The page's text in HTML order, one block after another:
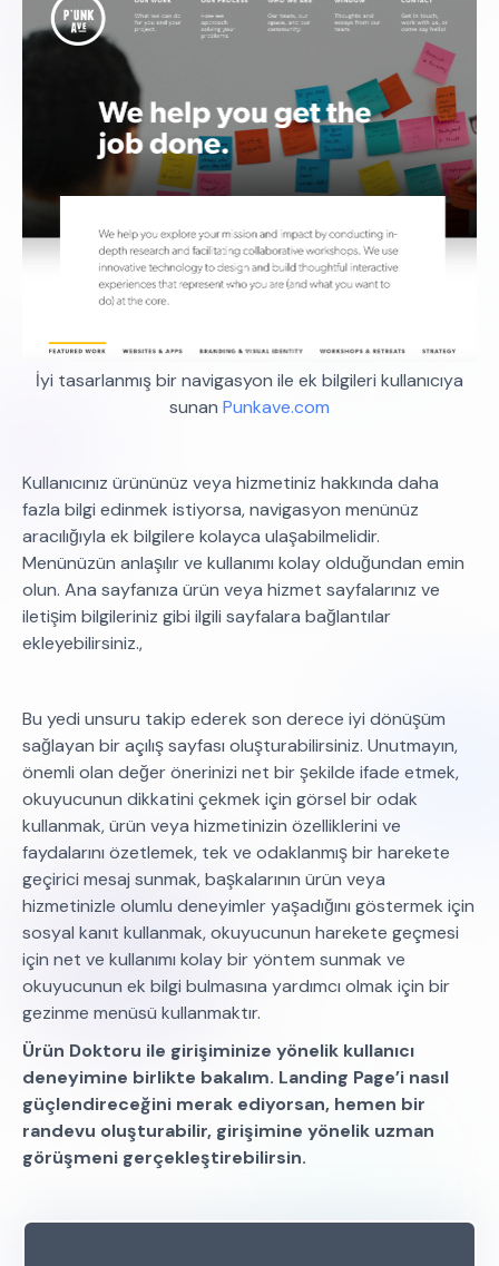
İyi tasarlanmış bir navigasyon ile ek bilgileri kullanıcıya
sunan Punkave.com
Kullanıcınız ürününüz veya hizmetiniz hakkında daha
fazla bilgi edinmek istiyorsa, navigasyon menünüz
aracılığıyla ek bilgilere kolayca ulaşabilmelidir.
Menünüzün anlaşılır ve kullanımı kolay olduğundan emin
olun. Ana sayfanıza ürün veya hizmet sayfalarınız ve
iletişim bilgileriniz gibi ilgili sayfalara bağlantılar
ekleyebilirsiniz.,
Bu yedi unsuru takip ederek son derece iyi dönüşüm
sağlayan bir açılış sayfası oluşturabilirsiniz. Unutmayın,
önemli olan değer önerinizi net bir şekilde ifade etmek,
okuyucunun dikkatini çekmek için görsel bir odak
kullanmak, ürün veya hizmetinizin özelliklerini ve
faydalarını özetlemek, tek ve odaklanmış bir harekete
geçirici mesaj sunmak, başkalarının ürün veya
hizmetinizle olumlu deneyimler yaşadığını göstermek için
sosyal kanıt kullanmak, okuyucunun harekete geçmesi
için net ve kullanımı kolay bir yöntem sunmak ve
okuyucunun ek bilgi bulmasına yardımcı olmak için bir
gezinme menüsü kullanmaktır.
Ürün Doktoru ile girişiminize yönelik kullanıcı
deneyimine birlikte bakalım. Landing Page’i nasıl
güçlendireceğini merak ediyorsan, hemen bir
randevu oluşturabilir, girişimine yönelik uzman
görüşmeni gerçekleştirebilirsin.